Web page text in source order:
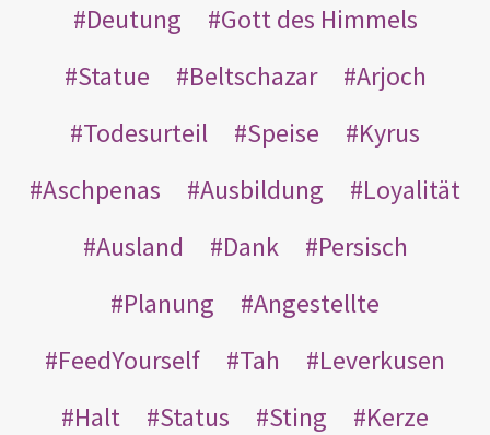
Deutung
Gott des Himmels
Statue
Beltschazar
Arjoch
Todesurteil
Speise
Kyrus
Aschpenas
Ausbildung
Loyalität
Ausland
Dank
Persisch
Planung
Angestellte
FeedYourself
Tah
Leverkusen
Halt
Status Sting
Kerze